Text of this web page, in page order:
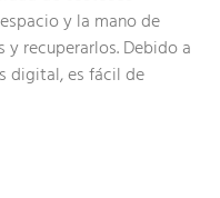
y la mano de
recuperarlos. Debido a
digital, es fácil de